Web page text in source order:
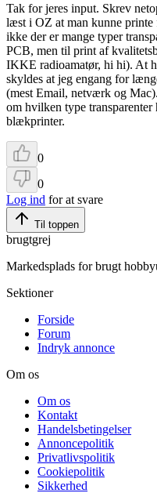
Tak for jeres input. Skrev
læst i OZ at man kunne
ikke der er mange typer
PCB, men til print af
IKKE radioamatør, hi hi). At
skyldes at jeg engang for
(mest Email, netværk og
om hvilken type
blækprinter.
0
0
Log ind for at svare
Til toppen
brugtgrej
Markedsplads for brugt
Sektioner
Forside
Forum
Indryk annonce
Om os
Om os
Kontakt
Handelsbetingelser
Annoncepolitik
Privatlivspolitik
Cookiepolitik
Sikkerhed